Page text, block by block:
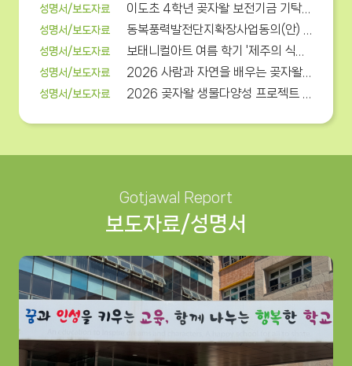
성명서/보도자료 이도초 4학년 곶자왈 보전기금 기탁 보도자료
성명서/보도자료 동복풍력발전단지확장사업동의(안) 부결 요구 성명
성명서/보도자료 보태니컬아트 여름 학기 '제주의 식물을 그려요, 우리들의...
성명서/보도자료 2026 사람과 자연을 배우는 곶자왈아카데미 여름 프로그램...
성명서/보도자료 2026 곶자왈 생물다양성 프로젝트 곶자왈 대탐사, 제주 생...
Gotjawal Report
보도자료/성명서